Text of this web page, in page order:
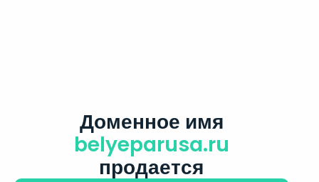
Доменное имя
belyeparusa.ru
продается